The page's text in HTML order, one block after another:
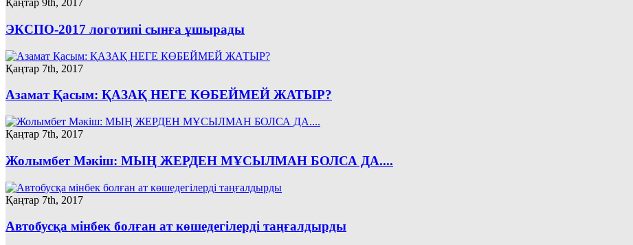
Қаңтар 9th, 2017
ЭКСПО-2017 логотипі сынға ұшырады
Қаңтар 7th, 2017
Азамат Қасым: ҚАЗАҚ НЕГЕ КӨБЕЙМЕЙ ЖАТЫР?
Қаңтар 7th, 2017
Жолымбет Мәкіш: МЫҢ ЖЕРДЕН МҰСЫЛМАН БОЛСА ДА....
Қаңтар 7th, 2017
Автобусқа мінбек болған ат көшедегілерді таңғалдырды